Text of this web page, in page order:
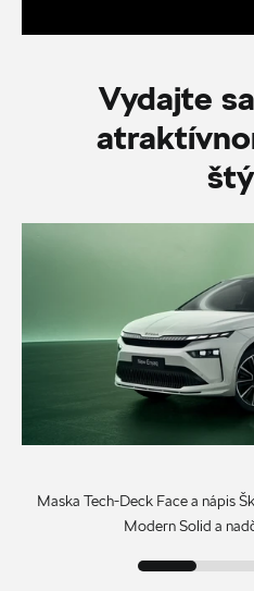
Vydajte
Maska Tech-Deck Face a nápis
Modern Solid a